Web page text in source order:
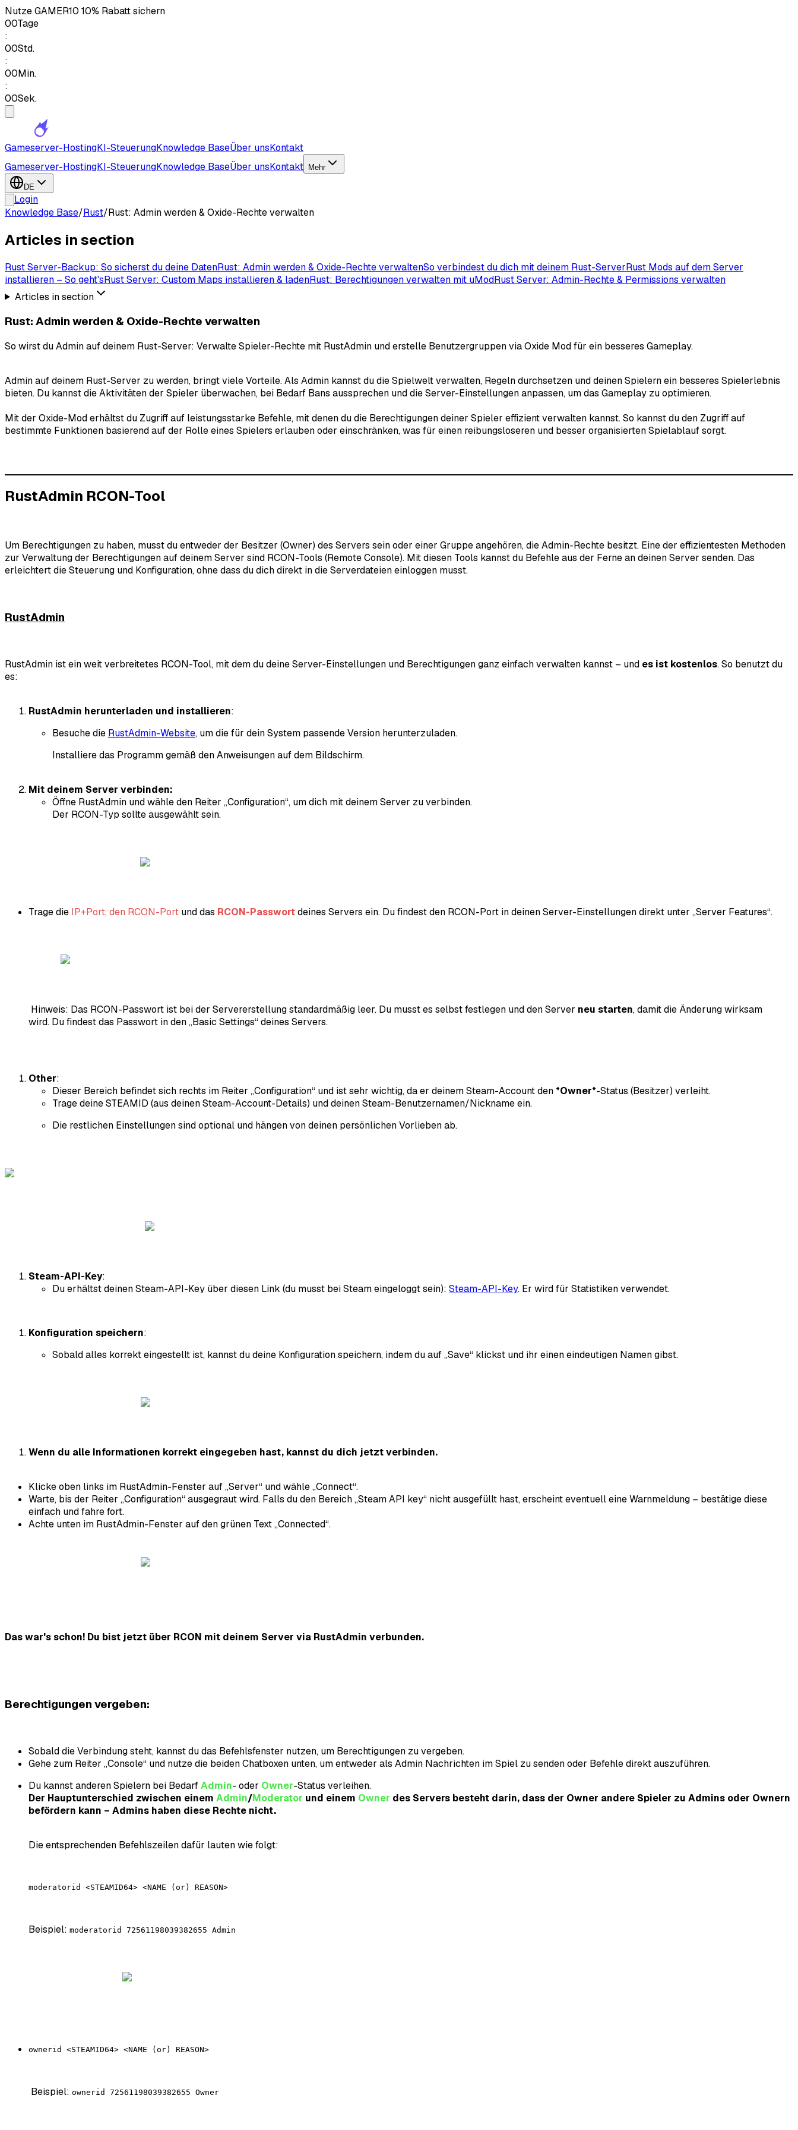
NutzeGAMER10 10% Rabatt sichern
00Tage
:
00Std.
:
00Min.
:
00Sek.
Gameserver-HostingKI-SteuerungKnowledge BaseÜber unsKontakt
Gameserver-HostingKI-SteuerungKnowledge BaseÜber unsKontakt Mehr
DE
Login
Knowledge Base/Rust/Rust: Admin werden & Oxide-Rechte verwalten
Articles in section
Rust Server-Backup: So sicherst du deine DatenRust: Admin werden & Oxide-Rechte verwaltenSo verbindest du dich mit deinem Rust-ServerRust Mods auf dem Server
installieren – So geht'sRust Server: Custom Maps installieren & ladenRust: Berechtigungen verwalten mit uModRust Server: Admin-Rechte & Permissions verwalten
Articles in section
Rust: Admin werden & Oxide-Rechte verwalten
So wirst du Admin auf deinem Rust-Server: Verwalte Spieler-Rechte mit RustAdmin und erstelle Benutzergruppen via Oxide Mod für ein besseres Gameplay.
Admin auf deinem Rust-Server zu werden, bringt viele Vorteile. Als Admin kannst du die Spielwelt verwalten, Regeln durchsetzen und deinen Spielern ein besseres Spielerlebnis
bieten. Du kannst die Aktivitäten der Spieler überwachen, bei Bedarf Bans aussprechen und die Server-Einstellungen anpassen, um das Gameplay zu optimieren.
Mit der Oxide-Mod erhältst du Zugriff auf leistungsstarke Befehle, mit denen du die Berechtigungen deiner Spieler effizient verwalten kannst. So kannst du den Zugriff auf
bestimmte Funktionen basierend auf der Rolle eines Spielers erlauben oder einschränken, was für einen reibungsloseren und besser organisierten Spielablauf sorgt.
RustAdmin RCON-Tool
Um Berechtigungen zu haben, musst du entweder der Besitzer (Owner) des Servers sein oder einer Gruppe angehören, die Admin-Rechte besitzt. Eine der effizientesten Methoden
zur Verwaltung der Berechtigungen auf deinem Server sind RCON-Tools (Remote Console). Mit diesen Tools kannst du Befehle aus der Ferne an deinen Server senden. Das
erleichtert die Steuerung und Konfiguration, ohne dass du dich direkt in die Serverdateien einloggen musst.
RustAdmin
RustAdmin ist ein weit verbreitetes RCON-Tool, mit dem du deine Server-Einstellungen und Berechtigungen ganz einfach verwalten kannst – und es ist kostenlos. So benutzt du
es:
RustAdmin herunterladen und installieren:
Besuche die RustAdmin-Website, um die für dein System passende Version herunterzuladen.
Installiere das Programm gemäß den Anweisungen auf dem Bildschirm.
Mit deinem Server verbinden:
Öffne RustAdmin und wähle den Reiter „Configuration“, um dich mit deinem Server zu verbinden.
Der RCON-Typ sollte ausgewählt sein.
Trage die IP+Port, den RCON-Port und das RCON-Passwortdeines Servers ein. Du findest den RCON-Port in deinen Server-Einstellungen direkt unter „Server Features“.
Hinweis: Das RCON-Passwort ist bei der Servererstellung standardmäßig leer. Du musst es selbst festlegen und den Server neu starten, damit die Änderung wirksam
wird. Du findest das Passwort in den „Basic Settings“ deines Servers.
Other:
Dieser Bereich befindet sich rechts im Reiter „Configuration“ und ist sehr wichtig, da er deinem Steam-Account den *Owner*-Status (Besitzer) verleiht.
Trage deine STEAMID (aus deinen Steam-Account-Details) und deinen Steam-Benutzernamen/Nickname ein.
Die restlichen Einstellungen sind optional und hängen von deinen persönlichen Vorlieben ab.
Steam-API-Key:
Du erhältst deinen Steam-API-Key über diesen Link (du musst bei Steam eingeloggt sein): Steam-API-Key. Er wird für Statistiken verwendet.
Konfiguration speichern:
Sobald alles korrekt eingestellt ist, kannst du deine Konfiguration speichern, indem du auf „Save“ klickst und ihr einen eindeutigen Namen gibst.
Wenn du alle Informationen korrekt eingegeben hast, kannst du dich jetzt verbinden.
Klicke oben links im RustAdmin-Fenster auf „Server“ und wähle „Connect“.
Warte, bis der Reiter „Configuration“ ausgegraut wird. Falls du den Bereich „Steam API key“ nicht ausgefüllt hast, erscheint eventuell eine Warnmeldung – bestätige diese
einfach und fahre fort.
Achte unten im RustAdmin-Fenster auf den grünen Text „Connected“.
Das war's schon! Du bist jetzt über RCON mit deinem Server via RustAdmin verbunden.
Berechtigungen vergeben:
Sobald die Verbindung steht, kannst du das Befehlsfenster nutzen, um Berechtigungen zu vergeben.
Gehe zum Reiter „Console“ und nutze die beiden Chatboxen unten, um entweder als Admin Nachrichten im Spiel zu senden oder Befehle direkt auszuführen.
Du kannst anderen Spielern bei BedarfAdmin- oder Owner-Status verleihen.
Der Hauptunterschied zwischen einem Admin/Moderator und einem Owner des Servers besteht darin, dass der Owner andere Spieler zu Admins oder Ownern
befördern kann – Admins haben diese Rechte nicht.
Die entsprechenden Befehlszeilen dafür lauten wie folgt:
moderatorid <STEAMID64> <NAME (or) REASON>
Beispiel: moderatorid 72561198039382655 Admin
ownerid <STEAMID64> <NAME (or) REASON>
Beispiel: ownerid 72561198039382655 Owner